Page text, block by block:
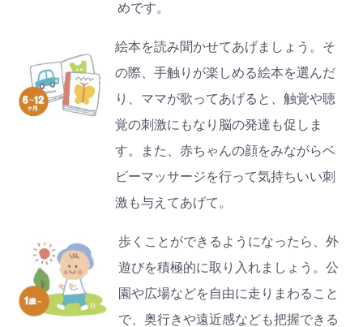
めです。
絵本を読み聞かせてあげましょう。そ
の際、手触りが楽しめる絵本を選んだ
り、ママが歌ってあげると、触覚や聴
覚の刺激にもなり脳の発達も促しま
す。また、赤ちゃんの顔をみながらベ
ビーマッサージを行って気持ちいい刺
激も与えてあげて。
歩くことができるようになったら、外
遊びを積極的に取り入れましょう。公
園や広場などを自由に走りまわること
で、奥行きや遠近感なども把握できる